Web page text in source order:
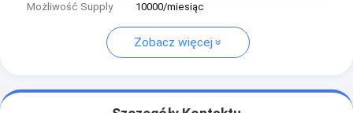
Możliwość Supply 10000/miesiąc
Zobacz więcej